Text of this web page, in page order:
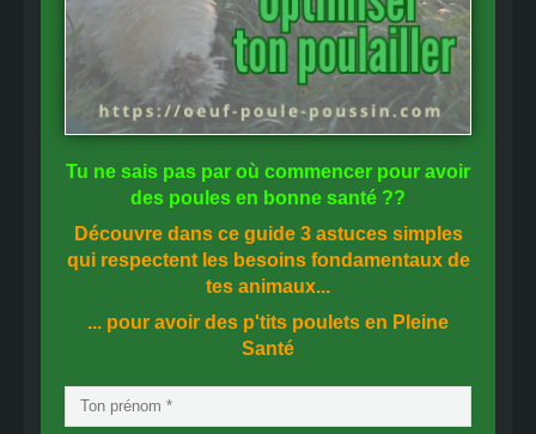
Tu ne sais pas par où commencer pour avoir
des poules en bonne santé ??
Découvre dans ce guide 3 astuces simples
qui respectent les besoins fondamentaux de
tes animaux...
... pour avoir des p'tits poulets en Pleine
Santé